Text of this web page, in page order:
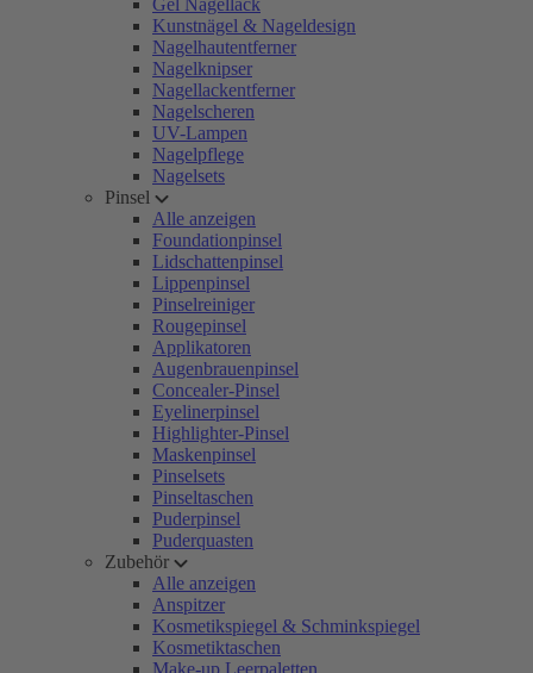
Gel Nagellack
Kunstnägel & Nageldesign
Nagelhautentferner
Nagelknipser
Nagellackentferner
Nagelscheren
UV-Lampen
Nagelpflege
Nagelsets
Pinsel
Alle anzeigen
Foundationpinsel
Lidschattenpinsel
Lippenpinsel
Pinselreiniger
Rougepinsel
Applikatoren
Augenbrauenpinsel
Concealer-Pinsel
Eyelinerpinsel
Highlighter-Pinsel
Maskenpinsel
Pinselsets
Pinseltaschen
Puderpinsel
Puderquasten
Zubehör
Alle anzeigen
Anspitzer
Kosmetikspiegel & Schminkspiegel
Kosmetiktaschen
Make-up Leerpaletten